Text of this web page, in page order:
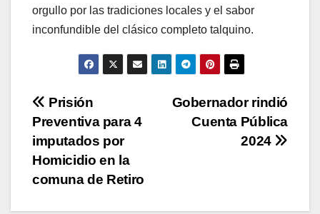
orgullo por las tradiciones locales y el sabor
inconfundible del clásico completo talquino.
Navegación
de
entradas
Gobernador rindió
Cuenta Pública
2024
Prisión
Preventiva para 4
imputados por
Homicidio en la
comuna de Retiro